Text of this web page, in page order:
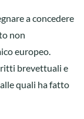
a concedere
non
europeo.
brevettuali e
quali ha fatto